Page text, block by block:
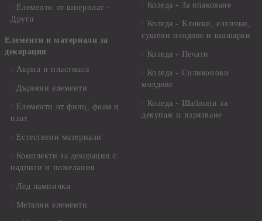
Елементи от шперплат -
Други
Елементи и материали за
декорация
Акрил и пластмаса
Дървени елементи
Елементи от филц, фоам и
плат
Естествени материали
Комплекти за декорации с
надписи и пожелания
Лед лампички
Метални елементи
Коледа - За опаковане
Коледа - Kлонки, елхички,
сушени плодове и шишарки
Коледа - Печати
Коледа - Силиконови
молдове
Коледа - Шаблони за
декупаж и изрязване